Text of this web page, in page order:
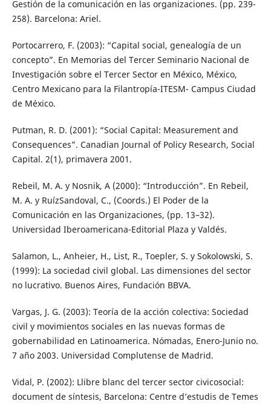
Gestión de la comunicación en las organizaciones. (pp. 239-
258). Barcelona: Ariel.
Portocarrero, F. (2003): “Capital social, genealogía de un
concepto”. En Memorias del Tercer Seminario Nacional de
Investigación sobre el Tercer Sector en México, México,
Centro Mexicano para la Filantropía-ITESM- Campus Ciudad
de México.
Putman, R. D. (2001): “Social Capital: Measurement and
Consequences”. Canadian Journal of Policy Research, Social
Capital. 2(1), primavera 2001.
Rebeil, M. A. y Nosnik, A (2000): “Introducción”. En Rebeil,
M. A. y RuízSandoval, C., (Coords.) El Poder de la
Comunicación en las Organizaciones, (pp. 13–32).
Universidad Iberoamericana-Editorial Plaza y Valdés.
Salamon, L., Anheier, H., List, R., Toepler, S. y Sokolowski, S.
(1999): La sociedad civil global. Las dimensiones del sector
no lucrativo. Buenos Aires, Fundación BBVA.
Vargas, J. G. (2003): Teoría de la acción colectiva: Sociedad
civil y movimientos sociales en las nuevas formas de
gobernabilidad en Latinoamerica. Nómadas, Enero-Junio no.
7 año 2003. Universidad Complutense de Madrid.
Vidal, P. (2002): Llibre blanc del tercer sector civicosocial:
document de síntesis, Barcelona: Centre d’estudis de Temes